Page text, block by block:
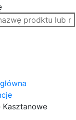
Kasztanowe